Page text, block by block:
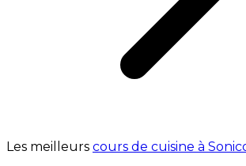
Les meilleurs cours de cuisine à